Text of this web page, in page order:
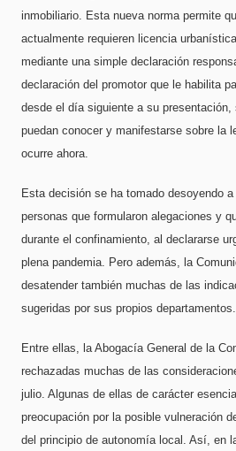
inmobiliario. Esta nueva norma permite
actualmente requieren licencia
mediante una simple declaración
declaración del promotor que le habilita
desde el día siguiente a su
puedan conocer y manifestarse sobre la
ocurre ahora.
Esta decisión se ha tomado desoyendo
personas que formularon alegaciones y
durante el confinamiento, al declararse
plena pandemia. Pero además, la
desatender también muchas de las
sugeridas por sus propios departamentos.
Entre ellas, la Abogacía General de la
rechazadas muchas de las
julio. Algunas de ellas de carácter
preocupación por la posible vulneración
del principio de autonomía local. Así, en